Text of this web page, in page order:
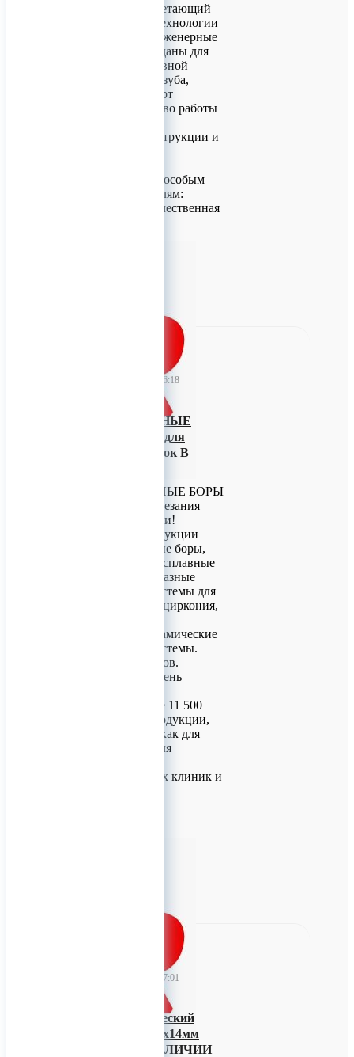
стоматологов, сочетающий
инновационные технологии
и проверенные инженерные
решения. Они созданы для
точной и эффективной
обработки тканей зуба,
гарантируя комфорт
пациента и удобство работы
Особенности конструкции и
изготавливается с особым
вниманием к деталям:
Основа: высококачественная
18 июня 2026 06:18
ТВЕРДОСПЛАВНЫЕ
БОРЫ ökoDENT для
разрезания коронок В
ТВЕРДОСПЛАВНЫЕ БОРЫ
ökoDENT для разрезания
коронок В Наличии!
Ассортимент продукции
включает: алмазные боры,
стальные и твердосплавные
боры и фрезы, алмазные
шлифовальные системы для
обработки оксида циркония,
инструменты, керамические
шлифовальные системы.
подставки для боров.
На сегодняшний день
насчитывает более 11 500
наименований продукции,
предназначенной как для
немецких, так и для
стоматологических клиник и
16 июня 2026 07:01
Винт ортодонтический
(подскуловой) 2.0х14мм
Endocarbon В НАЛИЧИИ